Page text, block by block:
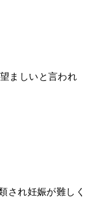
ましいと言われ
され妊娠が難しく